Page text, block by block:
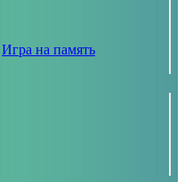
Игра на память